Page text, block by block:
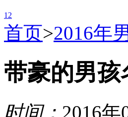
1 2
首页>2016年
带豪的男孩
时间： 2016年